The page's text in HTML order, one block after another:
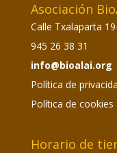
Asociación
Calle Txalaparta
945 26 38 31
info@bioalai.org
Política de
Política de cookies
Horario de